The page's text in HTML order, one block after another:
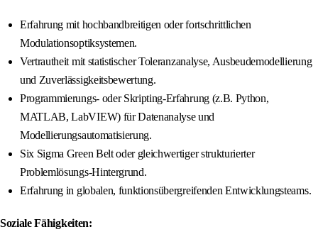
Erfahrung mit hochbandbreitigen oder fortschrittlichen
Modulationsoptiksystemen.
Vertrautheit mit statistischer Toleranzanalyse, Ausbeudemodellierung
und Zuverlässigkeitsbewertung.
Programmierungs- oder Skripting-Erfahrung (z.B. Python,
MATLAB, LabVIEW) für Datenanalyse und
Modellierungsautomatisierung.
Six Sigma Green Belt oder gleichwertiger strukturierter
Problemlösungs-Hintergrund.
Erfahrung in globalen, funktionsübergreifenden Entwicklungsteams.
Soziale Fähigkeiten: